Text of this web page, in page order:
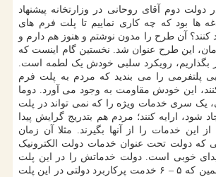
دولت دوم آقای روحانی در وزارتخانه پیشنهاد
ها بود که چه کاری نماییم تا پلت فرم های
کنند؟ آن طرح را مدون نوشتم و هنوز هم دارم و
این طرح عنوان شد. نخستین گام اینست که
بگذاریم، رویکرد سلبی خودش یک لطمه است.
پلتفرمی را می بندید که مردم به پلت فرم
این خودش مقاومت به وجود می آورد. دوما
یک سری خدمات ویژه را که نمی تواند در پلت
شود، ارایه کنند؛ مردم هم بتدریج گرایش پیدا
این خدمات را از آنها بگیرند. مثلا آن زمان
که دولت تحت عنوان خدمات دولت الکترونیک
خوبی است. دولت خدماتش را در این پلت
فرم ها ارائه نماید. همین که ۵ – ۶ خدمت پرکاربرد دولتی در این پلت